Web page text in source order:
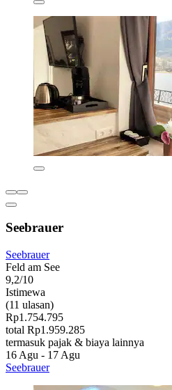
Seebrauer
Seebrauer
Feld am See
9,2/10
Istimewa
(11 ulasan)
Rp1.754.795
total Rp1.959.285
termasuk pajak & biaya lainnya
16 Agu - 17 Agu
Seebrauer